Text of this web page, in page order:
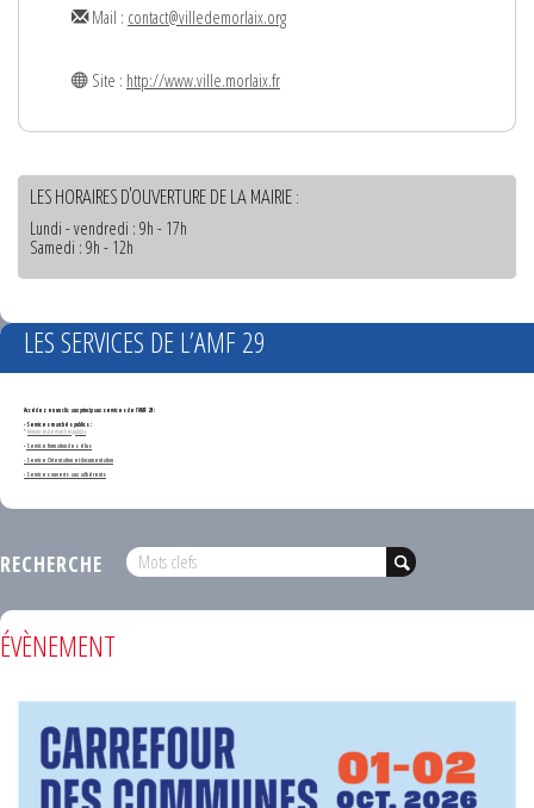
Mail : contact@villedemorlaix.org
Site : http://www.ville.morlaix.fr
LES HORAIRES D'OUVERTURE DE LA MAIRIE :
Lundi - vendredi : 9h - 17h
Samedi : 9h - 12h
LES SERVICES DE L’AMF 29
Accédez en un clic aux principaux services de l'AMF 29 :
- Services marchés publics :
*Annonces de marchés publics
-Service formation des élus
- Service Orientation et documentation
- Services ouverts aux adhérents
RECHERCHE
ÉVÈNEMENT